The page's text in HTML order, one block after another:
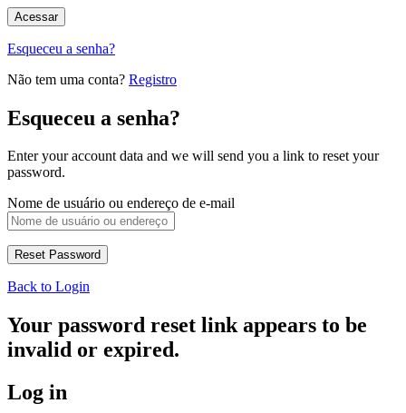
Esqueceu a senha?
Não tem uma conta? Registro
Esqueceu a senha?
Enter your account data and we will send you a link to reset your
password.
Nome de usuário ou endereço de e-mail
Back to Login
Your password reset link appears to be
invalid or expired.
Log in